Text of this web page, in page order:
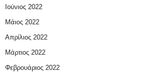
Ιούνιος 2022
Μάιος 2022
Απρίλιος 2022
Μάρτιος 2022
Φεβρουάριος 2022